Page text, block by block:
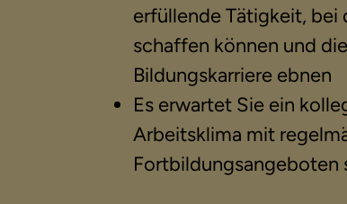
erfüllende Tätigkeit, bei
schaffen können und
Bildungskarriere ebnen
Es erwartet Sie ein
Arbeitsklima mit
Fortbildungsangeboten